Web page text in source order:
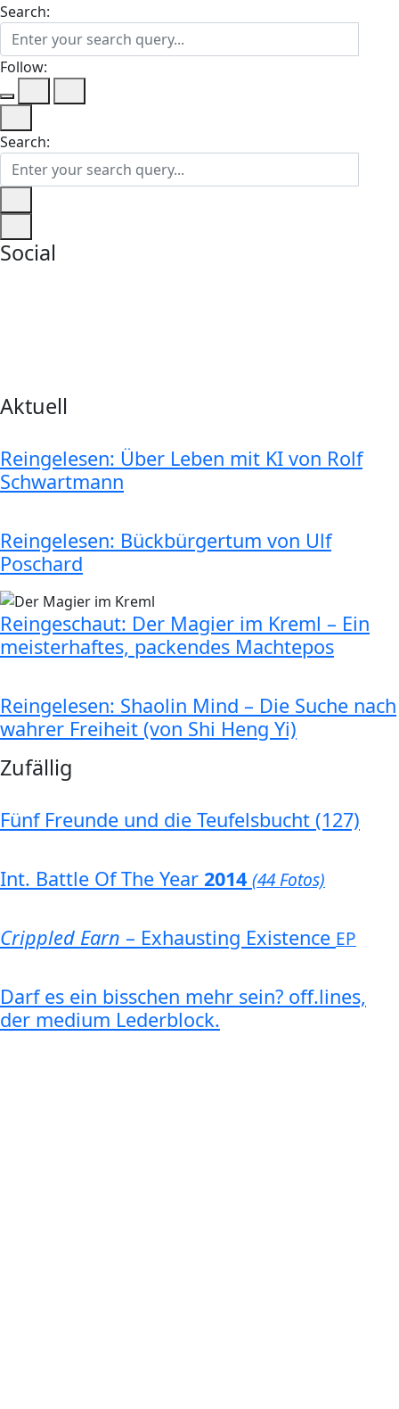
Search:
Follow:
Search:
Social
Aktuell
Reingelesen: Über Leben mit KI von Rolf
Schwartmann
Reingelesen: Bückbürgertum von Ulf
Poschard
Reingeschaut: Der Magier im Kreml – Ein
meisterhaftes, packendes Machtepos
Reingelesen: Shaolin Mind – Die Suche nach
wahrer Freiheit (von Shi Heng Yi)
Zufällig
Fünf Freunde und die Teufelsbucht (127)
Int. Battle Of The Year 2014 (44 Fotos)
Crippled Earn – Exhausting Existence EP
Darf es ein bisschen mehr sein? off.lines,
der medium Lederblock.